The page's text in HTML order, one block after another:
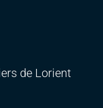
de Lorient